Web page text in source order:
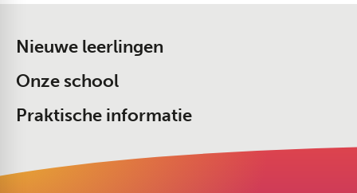
Nieuwe leerlingen
Onze school
Praktische informatie